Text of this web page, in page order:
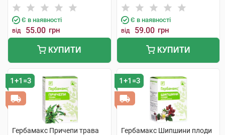
Є в наявності
від 55.00 грн
КУПИТИ
Є в наявності
від 59.00 грн
КУПИТИ
1+1=3
Гербамакс Причепи трава
1+1=3
Гербамакс Шипшини плоди